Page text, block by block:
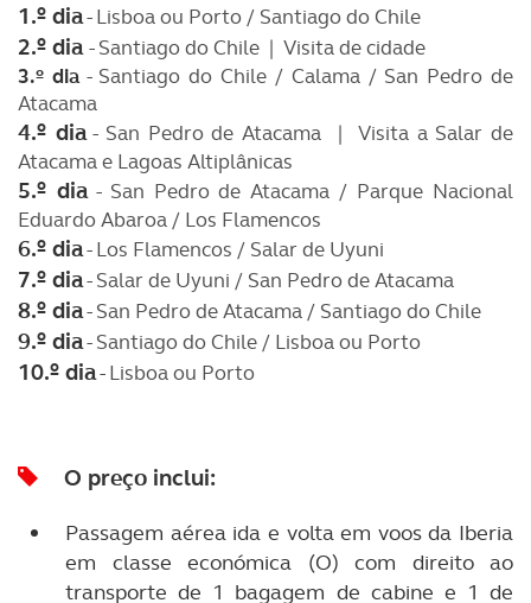
1.º dia- Lisboa ou Porto / Santiago do Chile
2.º dia- Santiago do Chile | Visita de cidade
3.º dia- Santiago do Chile / Calama / San Pedro de
Atacama
4.º dia- San Pedro de Atacama | Visita a Salar de
Atacama e Lagoas Altiplânicas
5.º dia- San Pedro de Atacama / Parque Nacional
Eduardo Abaroa / Los Flamencos
6.º dia- Los Flamencos / Salar de Uyuni
7.º dia- Salar de Uyuni / San Pedro de Atacama
8.º dia- San Pedro de Atacama / Santiago do Chile
9.º dia- Santiago do Chile / Lisboa ou Porto
10.º dia- Lisboa ou Porto
O preço inclui:
Passagem aérea ida e volta em voos da Iberia
em classe económica (O) com direito ao
transporte de 1 bagagem de cabine e 1 de